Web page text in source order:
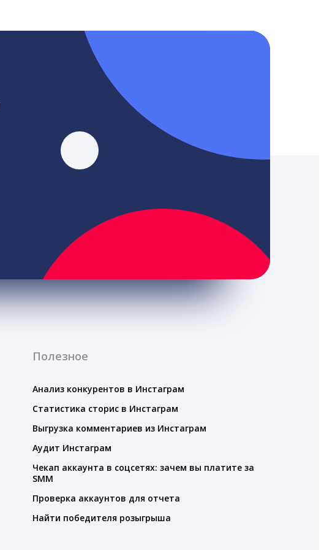
Полезное
Анализ конкурентов в Инстаграм
Статистика сторис в Инстаграм
Выгрузка комментариев из Инстаграм
Аудит Инстаграм
Чекап аккаунта в соцсетях: зачем вы платите за
SMM
Проверка аккаунтов для отчета
Найти победителя розыгрыша